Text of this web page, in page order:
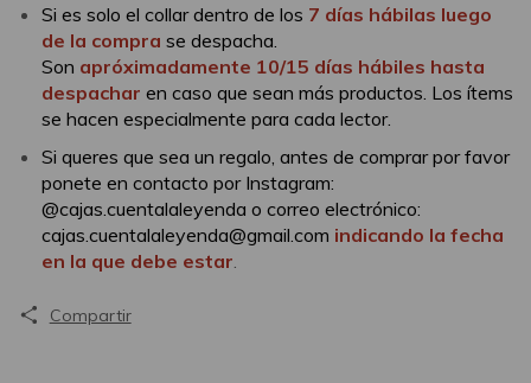
Si es solo el collar dentro de los 7 días hábilas luego
de la compra se despacha.
Son apróximadamente 10/15 días hábiles hasta
despachar en caso que sean más productos. Los ítems
se hacen especialmente para cada lector.
Si queres que sea un regalo, antes de comprar por favor
ponete en contacto por Instagram:
@cajas.cuentalaleyenda o correo electrónico:
cajas.cuentalaleyenda@gmail.com indicando la fecha
en la que debe estar
Compartir